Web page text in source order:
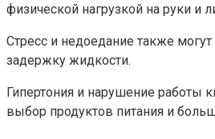
физической нагрузкой на руки и
Стресс и недоедание также
задержку жидкости.
Гипертония и нарушение работы
выбор продуктов питания и